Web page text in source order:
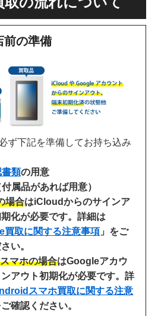
前の準備
ず下記を準備してお持ち込み
類の用意
属品があれば用意）
場合はiCloudからのサインア
化が必要です。詳細は
買取に関する注意事項 」をご
い。
マホの場合はGoogleアカウ
アウト初期化が必要です。詳
スマホ買取に関する注意
ご確認ください。